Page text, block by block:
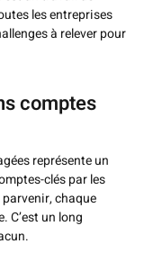
les entreprises
à relever pour
comptes
représente un
clés par les
chaque
C’est un long